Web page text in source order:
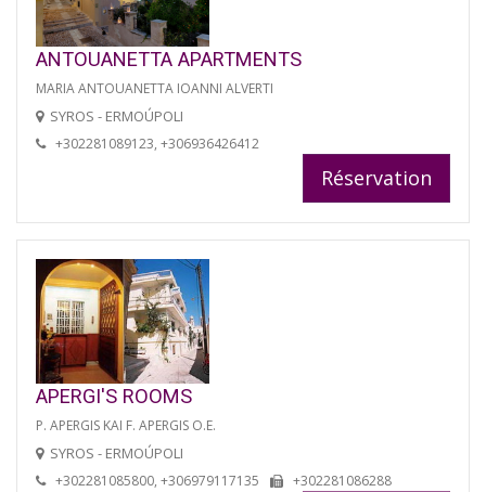
ANTOUANETTA APARTMENTS
MARIA ANTOUANETTA IOANNI ALVERTI
SYROS - ERMOÚPOLI
+302281089123, +306936426412
Réservation
APERGI'S ROOMS
P. APERGIS KAI F. APERGIS O.E.
SYROS - ERMOÚPOLI
+302281085800, +306979117135 +302281086288